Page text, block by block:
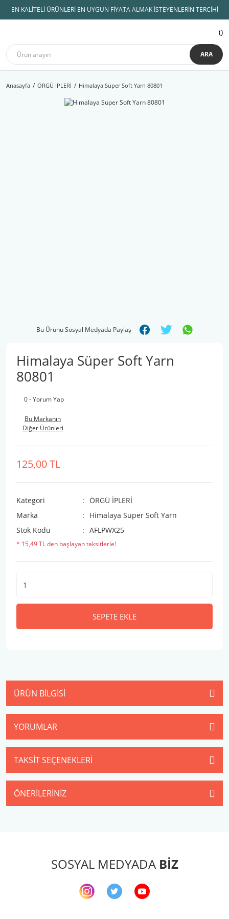
EN KALİTELİ ÜRÜNLERİ EN UYGUN FİYATA ALMAK İSTEYENLERİN TERCİHİ
ARA
Anasayfa ÖRGÜ İPLERİ Himalaya Süper Soft Yarn 80801
Bu Ürünü Sosyal Medyada Paylaş
Himalaya Süper Soft Yarn
80801
0 - Yorum Yap
Bu Markanın
Diğer Ürünleri
125,00 TL
Kategori
ÖRGÜ İPLERİ
Marka
Himalaya Super Soft Yarn
Stok Kodu
AFLPWX25
* 15,49 TL den başlayan taksitlerle!
SEPETE EKLE
ÜRÜN BILGISI
YORUMLAR
TAKSIT SEÇENEKLERI
ÖNERILERINIZ
SOSYAL MEDYADA BİZ